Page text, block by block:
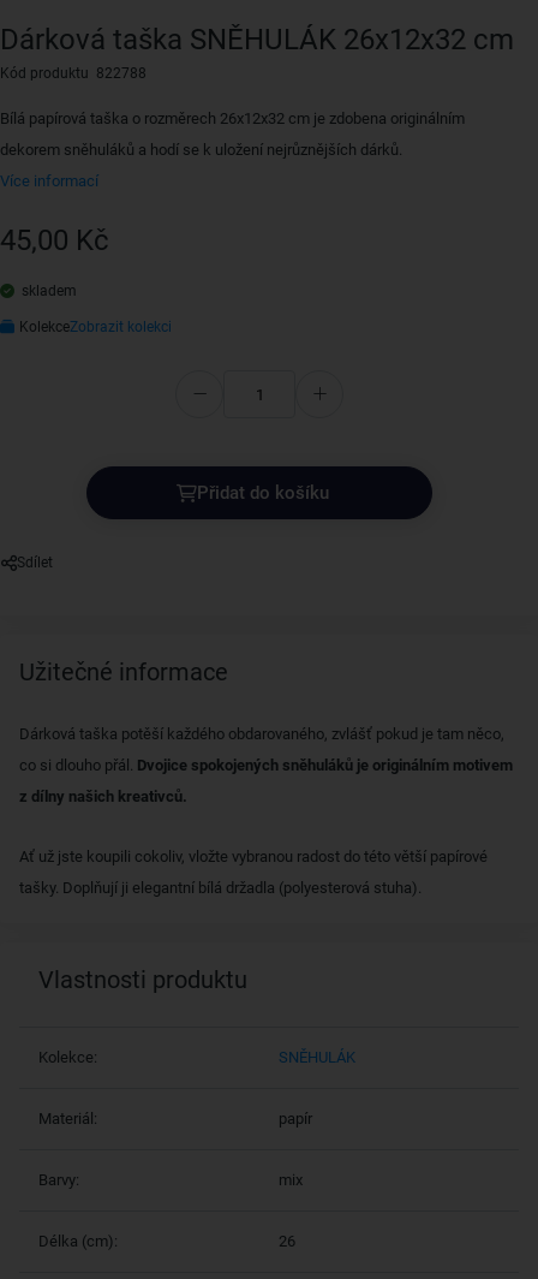
Dárková taška SNĚHULÁK 26x12x32 cm
Kód produktu 822788
Bílá papírová taška o rozměrech 26x12x32 cm je zdobena originálním
dekorem sněhuláků a hodí se k uložení nejrůznějších dárků.
Více informací
45,00 Kč
skladem
KolekceZobrazit kolekci
Přidat do košíku
Sdílet
Užitečné informace
Dárková taška potěší každého obdarovaného, zvlášť pokud je tam něco,
co si dlouho přál. Dvojice spokojených sněhuláků je originálním motivem
z dílny našich kreativců.
Ať už jste koupili cokoliv, vložte vybranou radost do této větší papírové
tašky. Doplňují ji elegantní bílá držadla (polyesterová stuha).
Vlastnosti produktu
Kolekce: SNĚHULÁK
Materiál: papír
Barvy: mix
Délka (cm): 26